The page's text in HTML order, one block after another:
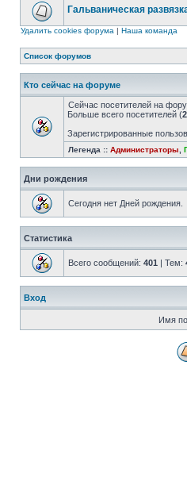
Гальваническая
Удалить cookies форума | Наша команда
Список форумов
Кто сейчас на форуме
Сейчас посетителей на
Больше всего посетителей (
Зарегистрированные
Легенда :: Администраторы
Дни рождения
Сегодня нет Дней рождения.
Статистика
Всего сообщений: 401 | Тем:
Вход
Имя